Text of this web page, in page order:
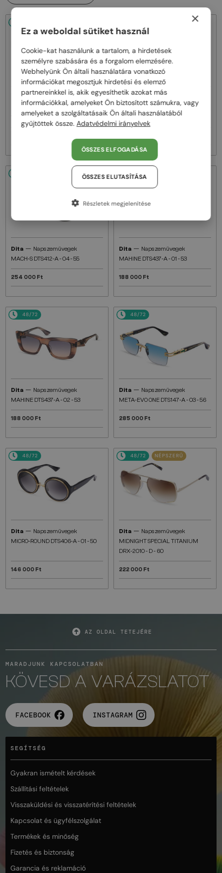
Dita— Napszemüvegek
MACH ONE DRX-2030 TITANIUM -
W - 59
—
MACH SIX//TITANIUM DTS121 - 01 -
62
Dita — Napszemüvegek
MACH-S DTS412-A - 04 - 55
254 000 Ft
48/72
Dita — Napszemüvegek
MAHINE DTS437-A - 01 - 53
188 000 Ft
48/72
Dita — Napszemüvegek
MAHINE DTS437-A - 02 - 53
188 000 Ft
48/72
Dita — Napszemüvegek
META-EVO ONE DTS147-A - 03 - 56
285 000 Ft
48/72
Dita — Napszemüvegek
MICRO-ROUND DTS406-A - 01 - 50
146 000 Ft
48/72 NÉPSZERŰ
Dita — Napszemüvegek
MIDNIGHT SPECIAL TITANIUM
DRX-2010 - D - 60
222 000 Ft
AZ OLDAL TETEJÉRE
MARADJUNK KAPCSOLATBAN
KÖVESD A VARÁZSLATOT
FACEBOOK INSTAGRAM
SEGÍTSÉG
Gyakran ismételt kérdések
Szállítási feltételek
Visszaküldési és visszatérítési feltételek
Kapcsolat és ügyfélszolgálat
Termékek és minőség
Fizetés és biztonság
Garancia és reklamáció
×
Ez a weboldal sütiket használ
Cookie-kat használunk a tartalom, a hirdetések
személyre szabására és a forgalom elemzésére.
Webhelyünk Ön általi használatára vonatkozó
információkat megosztjuk hirdetési és elemző
partnereinkkel is, akik egyesíthetik azokat más
információkkal, amelyeket Ön biztosított számukra, vagy
amelyeket a szolgáltatásaik Ön általi használatából
gyűjtöttek össze.Adatvédelmi irányelvek
ÖSSZES ELFOGADÁSA
ÖSSZES ELUTASÍTÁSA
Részletek megjelenítése